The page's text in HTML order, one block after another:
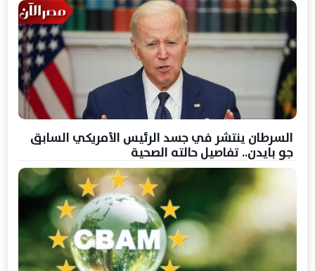
السرطان ينتشر في جسد الرئيس الأمريكي السابق
جو بايدن.. تفاصيل حالته الصحية